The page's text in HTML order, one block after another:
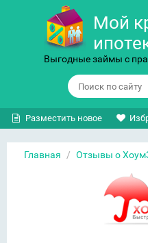
Мой
Выгодные займы с
Разместить новое
Главная / Отзывы о